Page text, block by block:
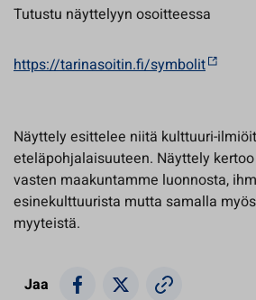
Tutustu näyttelyyn osoitteessa
https://tarinasoitin.fi/symbolit
Näyttely esittelee niitä kulttuuri-
eteläpohjalaisuuteen. Näyttely
vasten maakuntamme luonnosta,
esinekulttuurista mutta samalla
myyteistä.
Jaa